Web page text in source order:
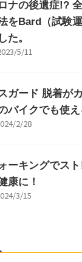
ナの後遺症!?
をBard（試験
た。
5/11
ガード 脱着が
バイクでも使え
2/28
ーキングでス
康に！
3/15